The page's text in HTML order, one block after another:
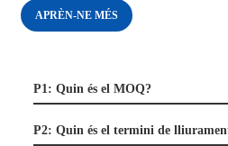
APRÈN-NE MÉS
P1: Quin és el MOQ?
P2: Quin és el termini de